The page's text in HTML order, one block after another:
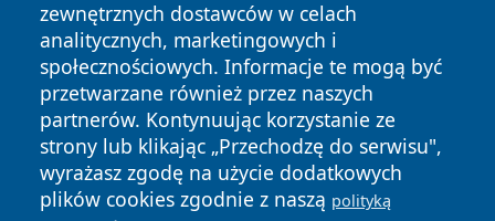
zewnętrznych dostawców w celach
analitycznych, marketingowych i
społecznościowych. Informacje te mogą być
przetwarzane również przez naszych
partnerów. Kontynuując korzystanie ze
strony lub klikając „Przechodzę do serwisu",
wyrażasz zgodę na użycie dodatkowych
plików cookies zgodnie z naszą polityką
Copyright © 2026 24piaseczno.pl Wszystkie prawa
zastrzeżone.
News Autorzy
Polityka
Prywatności
Polityka
Cookies